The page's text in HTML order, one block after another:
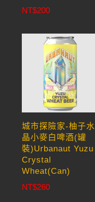
NT$200
城市探險家-柚子水
晶小麥白啤酒(罐
裝)Urbanaut Yuzu
Crystal
Wheat(Can)
NT$260